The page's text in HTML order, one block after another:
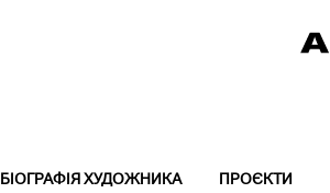
БІОГРАФІЯ ХУДОЖНИКА
ПРОЄКТИ